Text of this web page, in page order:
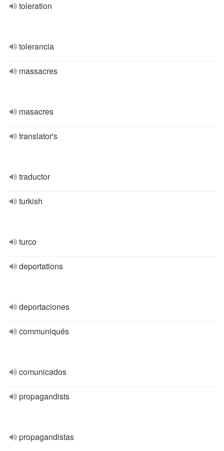
toleration
tolerancia
massacres
masacres
translator's
traductor
turkish
turco
deportations
deportaciones
communiqués
comunicados
propagandists
propagandistas